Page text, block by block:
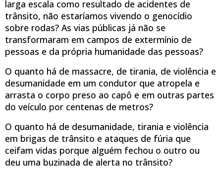
larga escala como resultado de acidentes de
trânsito, não estaríamos vivendo o genocídio
sobre rodas? As vias públicas já não se
transformaram em campos de extermínio de
pessoas e da própria humanidade das pessoas?
O quanto há de massacre, de tirania, de violência e
desumanidade em um condutor que atropela e
arrasta o corpo preso ao capô e em outras partes
do veículo por centenas de metros?
O quanto há de desumanidade, tirania e violência
em brigas de trânsito e ataques de fúria que
ceifam vidas porque alguém fechou o outro ou
deu uma buzinada de alerta no trânsito?